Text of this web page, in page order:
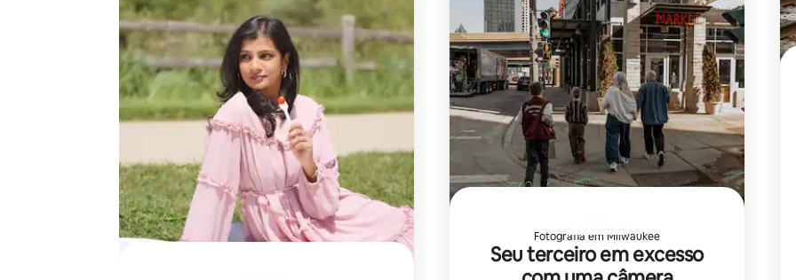
Fotografia em Milwaukee
Seu terceiro em excesso